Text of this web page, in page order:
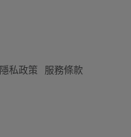
隱私政策
服務條款